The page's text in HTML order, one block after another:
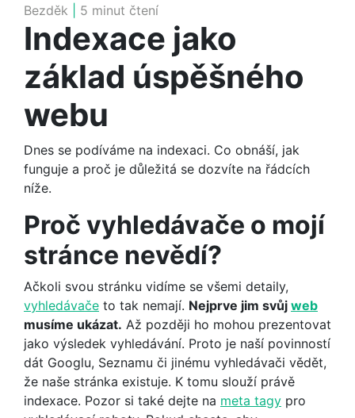
Bezděk
5 minut čtení
Indexace jako
základ úspěšného
webu
Dnes se podíváme na indexaci. Co obnáší, jak
funguje a proč je důležitá se dozvíte na řádcích
níže.
Proč vyhledávače o mojí
stránce nevědí?
Ačkoli svou stránku vidíme se všemi detaily,
vyhledávače to tak nemají. Nejprve jim svůj web
musíme ukázat. Až později ho mohou prezentovat
jako výsledek vyhledávání. Proto je naší povinností
dát Googlu, Seznamu či jinému vyhledávači vědět,
že naše stránka existuje. K tomu slouží právě
indexace. Pozor si také dejte na meta tagy pro